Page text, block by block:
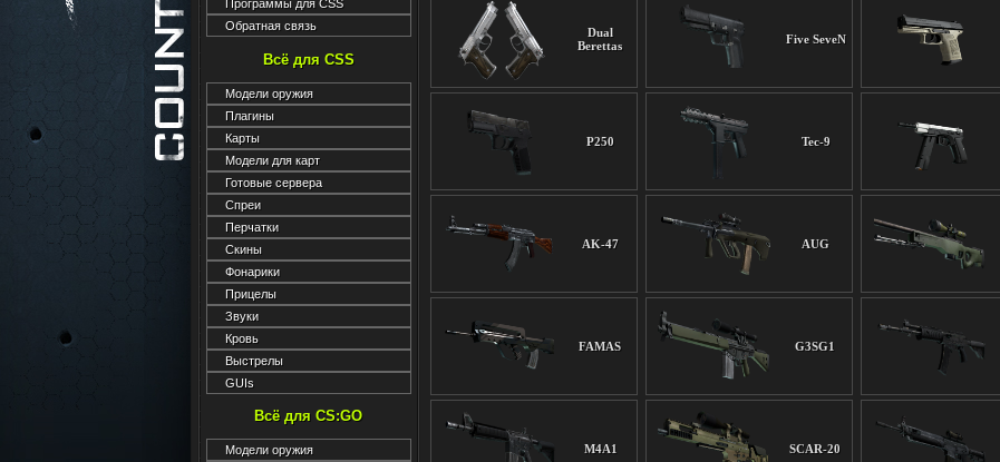
Программы для CSS
Обратная связь
Всё для CSS
Модели оружия
Плагины
Карты
Модели для карт
Готовые сервера
Спреи
Перчатки
Скины
Фонарики
Прицелы
Звуки
Кровь
Выстрелы
GUIs
Всё для CS:GO
Модели оружия
Dual
Berettas
Five SeveN
P250 Tec-9
AK-47 AUG
FAMAS G3SG1
M4A1 SCAR-20